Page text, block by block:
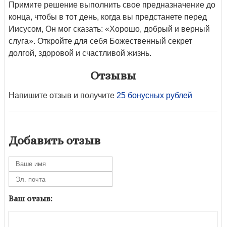
Примите решение выполнить свое предназначение до
конца, чтобы в тот день, когда вы предстанете перед
Иисусом, Он мог сказать: «Хорошо, добрый и верный
слуга». Откройте для себя Божественный секрет
долгой, здоровой и счастливой жизнь.
Отзывы
Напишите отзыв и получите 25 бонусных рублей
Добавить отзыв
Ваш отзыв: